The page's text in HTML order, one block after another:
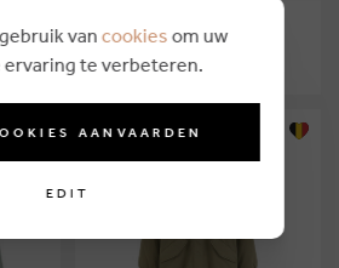
BELLEROSE
€ 169,00
van cookies om uw
te verbeteren.
AANVAARDEN
EDIT